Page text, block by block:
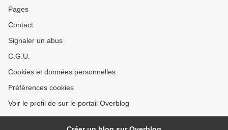
Pages
Contact
Signaler un abus
C.G.U.
Cookies et données personnelles
Préférences cookies
Voir le profil de sur le portail Overblog